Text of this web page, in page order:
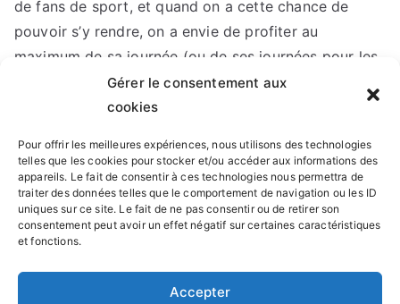
Gérer le consentement aux
cookies
Pour offrir les meilleures expériences, nous utilisons des technologies
telles que les cookies pour stocker et/ou accéder aux informations des
appareils. Le fait de consentir à ces technologies nous permettra de
traiter des données telles que le comportement de navigation ou les ID
uniques sur ce site. Le fait de ne pas consentir ou de retirer son
consentement peut avoir un effet négatif sur certaines caractéristiques
et fonctions.
Accepter
de fans de sport, et quand on a cette chance de
pouvoir s’y rendre, on a envie de profiter au
maximum de sa journée (ou de ses journées pour les
chanceux) ! Et en rentrant de la porte d’Auteuil, on se
pose pour regarder Roland-Garros à […]
Lire la suite